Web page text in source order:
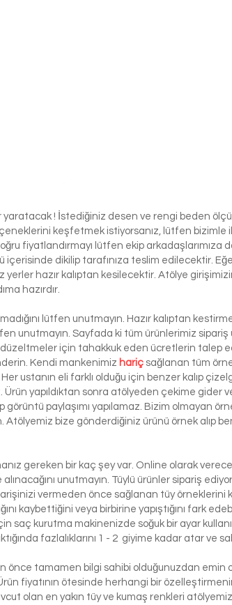
! İstediğiniz desen ve rengi beden
keşfetmek istiyorsanız, lütfen
fiyatlandırmayı lütfen ekip arkadaşlarımıza
dikilip tarafınıza teslim edilecektir.
hazır kalıptan kesilecektir. Atölye
hazırdır.
lütfen unutmayın. Hazır kalıptan
unutmayın. Sayfada ki tüm ürünlerimiz
için tahakkuk eden ücretlerin talep
Kendi mankenimiz hariç sağlanan tüm
ustanın eli farklı olduğu için benzer kalıp
yapıldıktan sonra atölyeden çekime gider
paylaşımı yapılamaz. Bizim olmayan
Atölyemiz bize gönderdiğiniz ürünü örnek alıp
gereken bir kaç şey var. Online olarak
unutmayın. Tüylü ürünler sipariş
vermeden önce sağlanan tüy
kaybettiğini veya birbirine yapıştığını fark
saç kurutma makinenizde soğuk bir ayar
fazlalıklarını 1 - 2 giyime kadar atar ve
önce tamamen bilgi sahibi olduğunuzdan emin
fiyatının ötesinde herhangi bir
olan en yakın tüy ve kumaş renkleri